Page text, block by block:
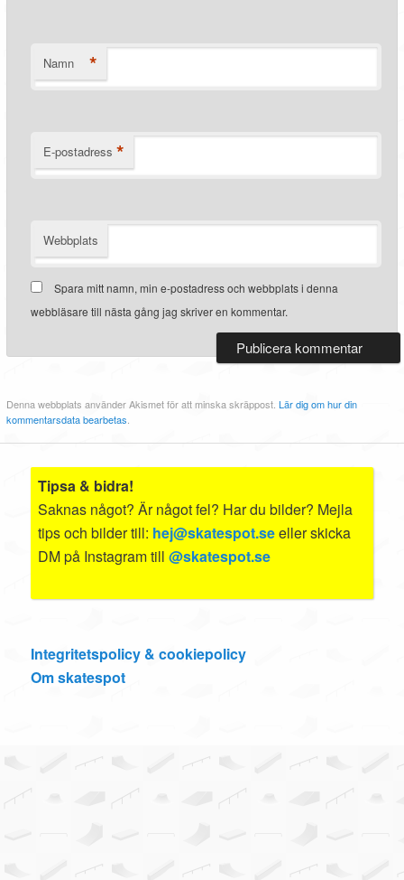
Namn *
E-postadress *
Webbplats
Spara mitt namn, min e-postadress och webbplats i denna
webbläsare till nästa gång jag skriver en kommentar.
Denna webbplats använder Akismet för att minska skräppost.Lär dig om hur din
kommentarsdata bearbetas
Tipsa & bidra!
Saknas något? Är något fel? Har du bilder? Mejla
tips och bilder till: hej@skatespot.seeller skicka
DM på Instagram till@skatespot.se
Integritetspolicy & cookiepolicy
Om skatespot